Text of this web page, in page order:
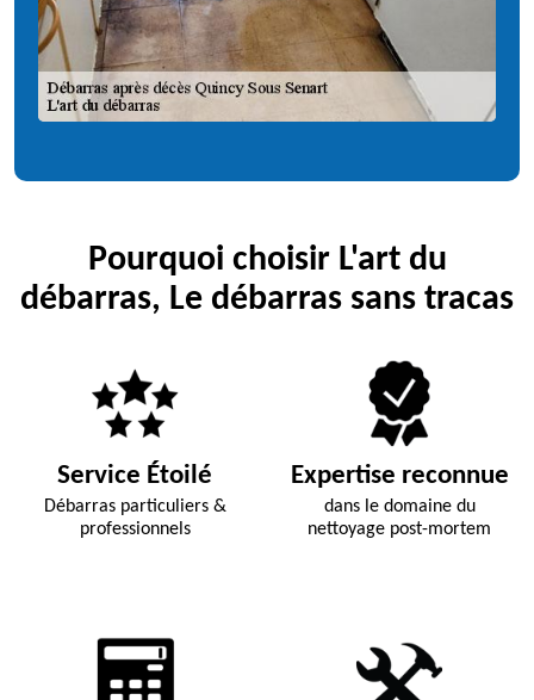
Pourquoi choisir L'art du
débarras, Le débarras sans tracas
Service Étoilé
Débarras particuliers &
professionnels
Expertise reconnue
dans le domaine du
nettoyage post-mortem